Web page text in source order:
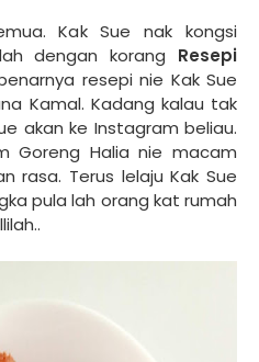
Kak Sue nak kongsi
dengan korang Resepi
resepi nie Kak Sue
Kamal. Kadang kalau tak
akan ke Instagram beliau.
Goreng Halia nie macam
rasa. Terus lelaju Kak Sue
pula lah orang kat rumah